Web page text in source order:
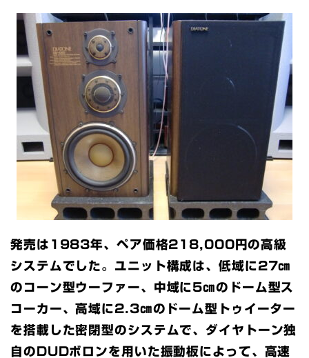
発売は1983年、ペア価格218,000円の高級
システムでした。ユニット構成は、低域に27㎝
のコーン型ウーファー、中域に5㎝のドーム型ス
コーカー、高域に2.3㎝のドーム型トゥイーター
を搭載した密閉型のシステムで、ダイヤトーン独
自のDUDボロンを用いた振動板によって、高速